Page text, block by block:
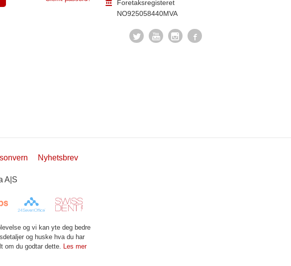
Foretaksregisteret
NO925058440MVA
Nyhetsbrev
A|S
og vi kan yte deg bedre
og huske hva du har
om du godtar dette. Les mer